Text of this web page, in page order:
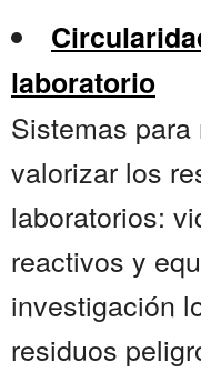
laboratorio
Sistemas
valorizar los
laboratorios:
reactivos y
investigación
residuos